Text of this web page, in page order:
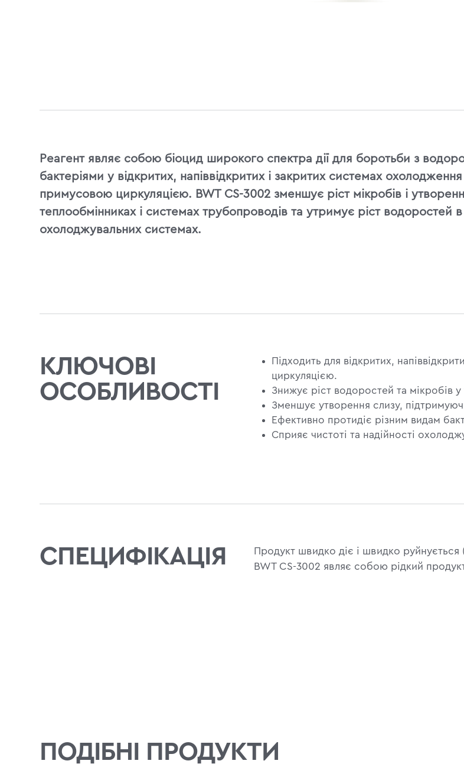
Реагент являє собою біоцид широкого спектра дії для боротьби з
бактеріями у відкритих, напіввідкритих і закритих системах охолодження
примусовою циркуляцією. BWT CS-3002 зменшує ріст мікробів і
теплообмінниках і системах трубопроводів та утримує ріст водоростей в
охолоджувальних системах.
КЛЮЧОВІ
ОСОБЛИВОСТІ
Підходить для відкритих,
циркуляцією.
Знижує ріст водоростей та мікробів
Зменшує утворення слизу,
Ефективно протидіє різним видам
Сприяє чистоті та надійності
СПЕЦИФІКАЦІЯ
Продукт швидко діє і швидко руйнується
BWT CS-3002 являє собою рідкий
ПОДІБНІ ПРОДУКТИ